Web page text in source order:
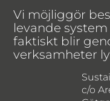
Vi möjliggör
levande
faktiskt blir
verksamheter
c/o